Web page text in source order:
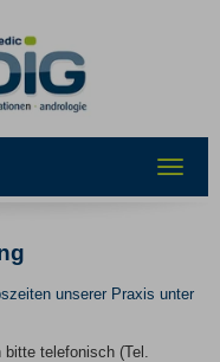
Toggle
unserer Praxis unter
bitte telefonisch (Tel.